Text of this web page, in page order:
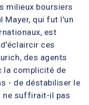
milieux boursiers
Mayer, qui fut l'un
est
ces
des agents
la complicité de
- de déstabiliser le
ne suffirait-il pas